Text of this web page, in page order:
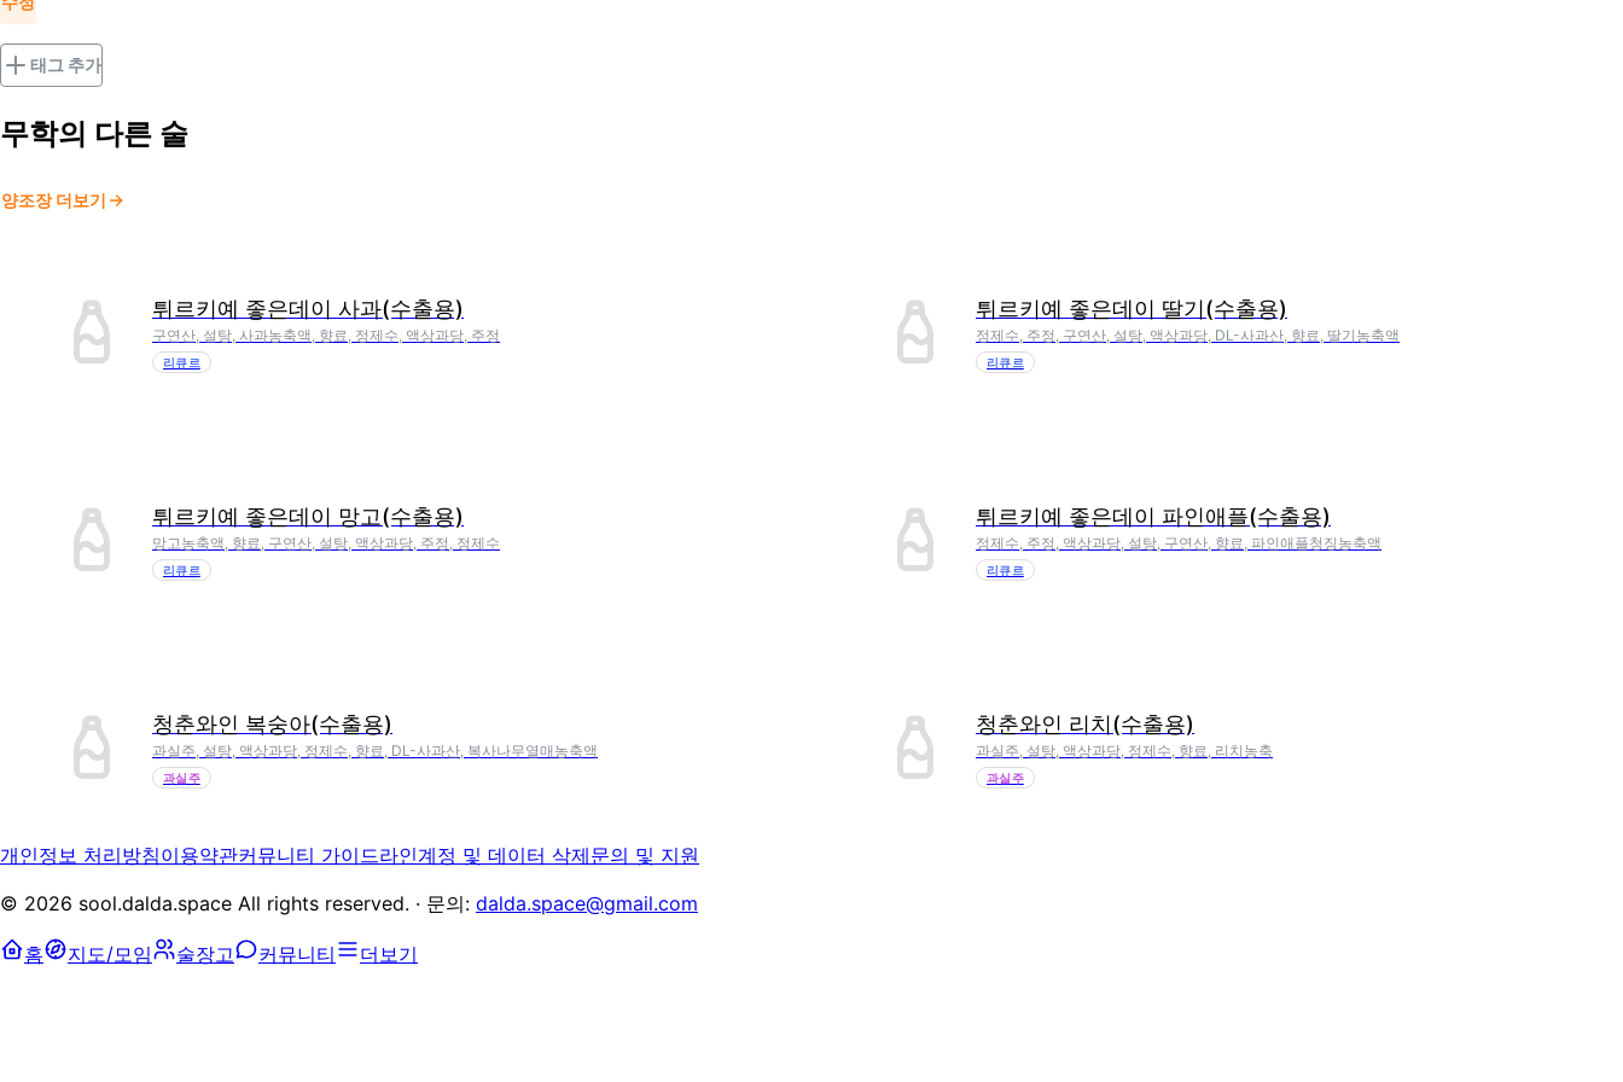
태그 추가
무학의 다른 술
양조장 더보기
튀르키예 좋은데이 사과(수출용)
구연산, 설탕, 사과농축액, 향료, 정제수, 액상과당, 주정
리큐르
튀르키예 좋은데이 딸기(수출용)
정제수, 주정, 구연산, 설탕, 액상과당, DL-사과산, 향료, 딸기농축액
리큐르
튀르키예 좋은데이 망고(수출용)
망고농축액, 향료, 구연산, 설탕, 액상과당, 주정, 정제수
리큐르
튀르키예 좋은데이 파인애플(수출용)
정제수, 주정, 액상과당, 설탕, 구연산, 향료, 파인애플청징농축액
리큐르
청춘와인 복숭아(수출용)
과실주, 설탕, 액상과당, 정제수, 향료, DL-사과산, 복사나무열매농축액
과실주
청춘와인 리치(수출용)
과실주, 설탕, 액상과당, 정제수, 향료, 리치농축
과실주
개인정보 처리방침이용약관커뮤니티 가이드라인계정 및 데이터 삭제문의 및 지원
© 2026 sool.dalda.space All rights reserved. · 문의: dalda.space@gmail.com
홈 지도/모임 술장고 커뮤니티 더보기